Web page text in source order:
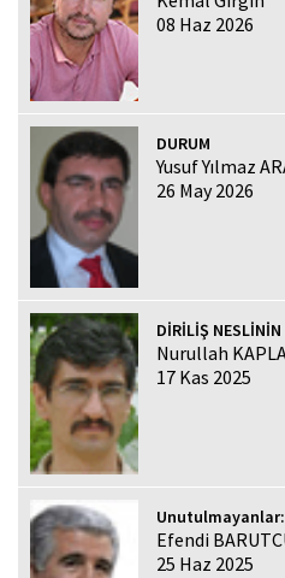
08 Haz 2026
DURUM
Yusuf Yılmaz
26 May 2026
DİRİLİŞ
Nurullah
17 Kas 2025
Efendi
25 Haz 2025